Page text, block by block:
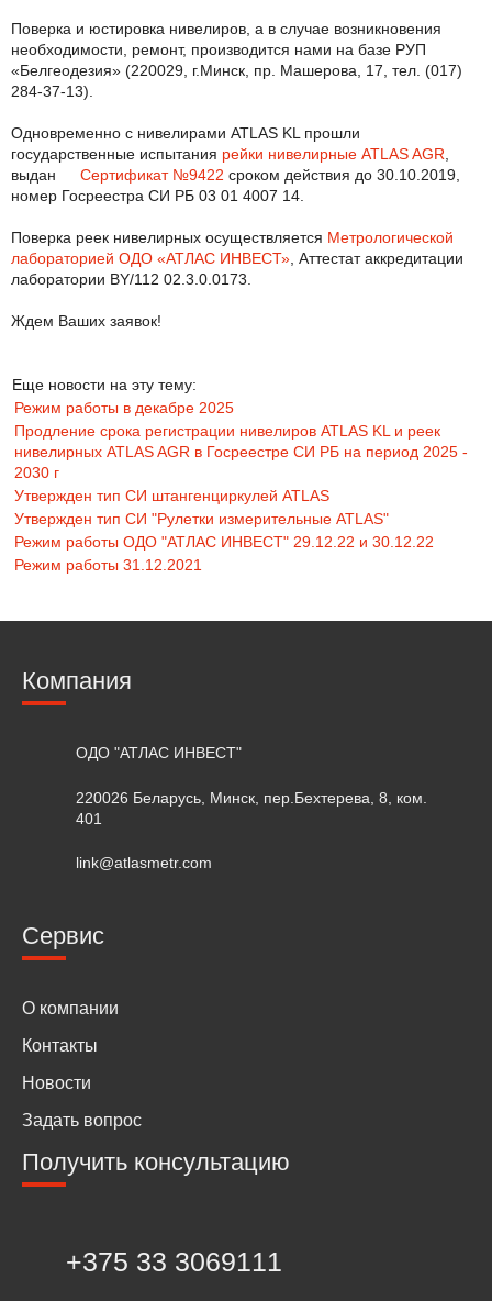
Поверка и юстировка нивелиров, а в случае возникновения
необходимости, ремонт, производится нами на базе РУП
«Белгеодезия» (220029, г.Минск, пр. Машерова, 17, тел. (017)
284-37-13).
Одновременно с нивелирами ATLAS KL прошли
государственные испытания рейки нивелирные ATLAS AGR
выдан
Сертификат №9422 сроком действия до 30.10.2019,
номер Госреестра СИ РБ 03 01 4007 14.
Поверка реек нивелирных осуществляется Метрологической
лабораторией ОДО «АТЛАС ИНВЕСТ» , Аттестат аккредитации
лаборатории BY/112 02.3.0.0173.
Ждем Ваших заявок!
Еще новости на эту тему:
Режим работы в декабре 2025
Продление срока регистрации нивелиров ATLAS KL и реек
нивелирных ATLAS AGR в Госреестре СИ РБ на период 2025 -
2030 г
Утвержден тип СИ штангенциркулей ATLAS
Утвержден тип СИ "Рулетки измерительные ATLAS"
Режим работы ОДО "АТЛАС ИНВЕСТ" 29.12.22 и 30.12.22
Режим работы 31.12.2021
Компания
ОДО "АТЛАС ИНВЕСТ"
220026 Беларусь, Минск, пер.Бехтерева, 8, ком.
401
link@atlasmetr.com
Сервис
О компании
Контакты
Новости
Задать вопрос
Получить консультацию
+375 33 3069111